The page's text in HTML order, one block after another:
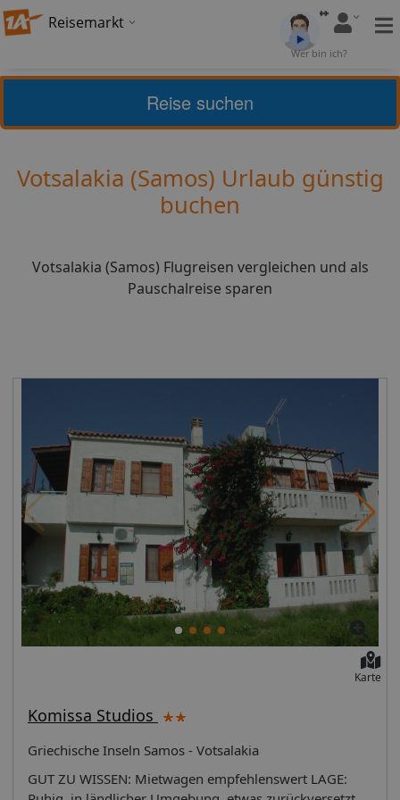
Reisemarkt
Wer bin ich?
Samos
Bewertung:3,6 (5) Bewerten
Votsalakia (Samos) Urlaub günstig
buchen
Votsalakia (Samos) Flugreisen vergleichen und als
Pauschalreise sparen
Reise suchen
Karte
Komissa Studios
Griechische Inseln Samos - Votsalakia
GUT ZU WISSEN: Mietwagen empfehlenswert LAGE: